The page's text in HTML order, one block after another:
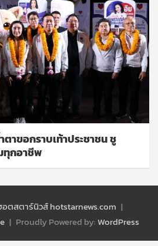
าขอกราบเท้าประชาชน ชู
ทุกอาชีพ
ตสตาร์นิวส์ hotstarnews.com
Proudly Powered by:WordPress